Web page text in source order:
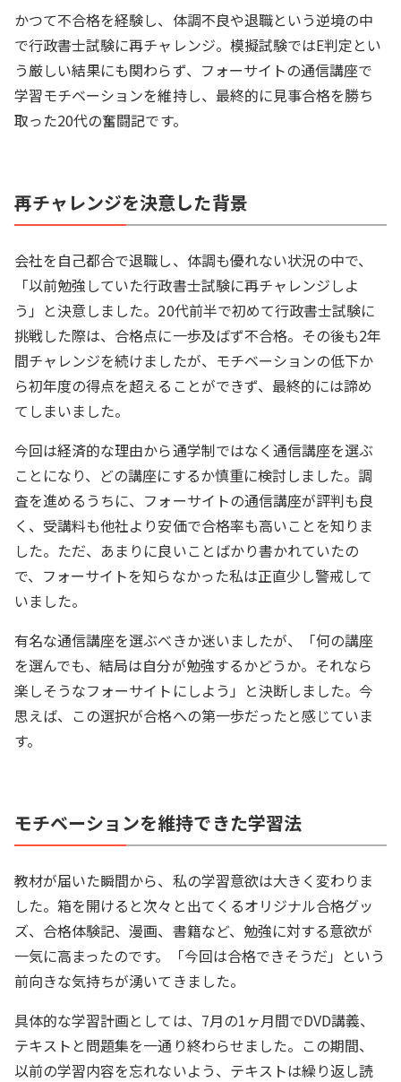
かつて不合格を経験し、体調不良や退職という逆境の中
で行政書士試験に再チャレンジ。模擬試験ではE判定とい
う厳しい結果にも関わらず、フォーサイトの通信講座で
学習モチベーションを維持し、最終的に見事合格を勝ち
取った20代の奮闘記です。
再チャレンジを決意した背景
会社を自己都合で退職し、体調も優れない状況の中で、
「以前勉強していた行政書士試験に再チャレンジしよ
う」と決意しました。20代前半で初めて行政書士試験に
挑戦した際は、合格点に一歩及ばず不合格。その後も2年
間チャレンジを続けましたが、モチベーションの低下か
ら初年度の得点を超えることができず、最終的には諦め
てしまいました。
今回は経済的な理由から通学制ではなく通信講座を選ぶ
ことになり、どの講座にするか慎重に検討しました。調
査を進めるうちに、フォーサイトの通信講座が評判も良
く、受講料も他社より安価で合格率も高いことを知りま
した。ただ、あまりに良いことばかり書かれていたの
で、フォーサイトを知らなかった私は正直少し警戒して
いました。
有名な通信講座を選ぶべきか迷いましたが、「何の講座
を選んでも、結局は自分が勉強するかどうか。それなら
楽しそうなフォーサイトにしよう」と決断しました。今
思えば、この選択が合格への第一歩だったと感じていま
す。
モチベーションを維持できた学習法
教材が届いた瞬間から、私の学習意欲は大きく変わりま
した。箱を開けると次々と出てくるオリジナル合格グッ
ズ、合格体験記、漫画、書籍など、勉強に対する意欲が
一気に高まったのです。「今回は合格できそうだ」という
前向きな気持ちが湧いてきました。
具体的な学習計画としては、7月の1ヶ月間でDVD講義、
テキストと問題集を一通り終わらせました。この期間、
以前の学習内容を忘れないよう、テキストは繰り返し読